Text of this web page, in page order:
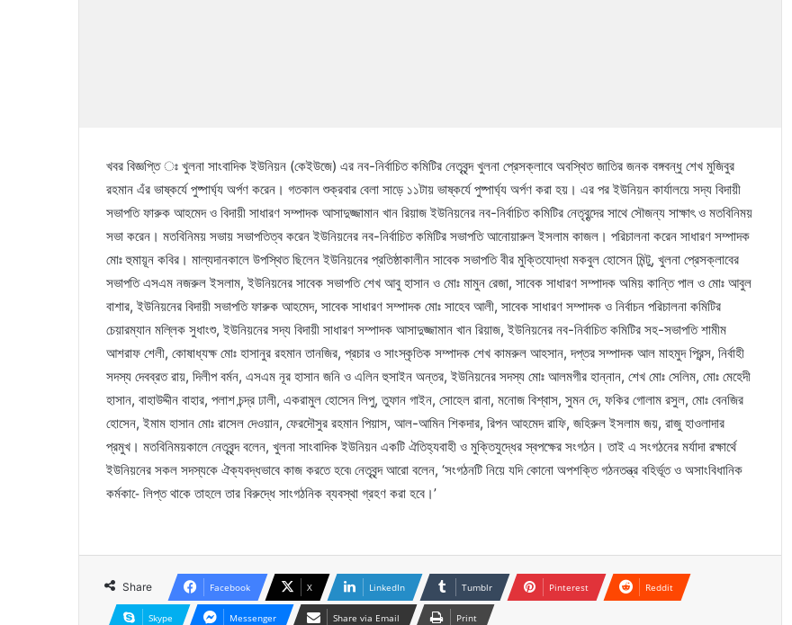
খবর বিজ্ঞপ্তি ঃ খুলনা সাংবাদিক ইউনিয়ন (কেইউজে) এর নব-নির্বাচিত কমিটির নেতৃবৃন্দ খুলনা প্রেসক্লাবে অবস্থিত জাতির জনক বঙ্গবন্ধু শেখ মুজিবুর
রহমান এঁর ভাষ্কর্যে পুষ্পার্ঘ্য অর্পণ করেন। গতকাল শুক্রবার বেলা সাড়ে ১১টায় ভাষ্কর্যে পুষ্পার্ঘ্য অর্পণ করা হয়। এর পর ইউনিয়ন কার্যালয়ে সদ্য বিদায়ী
সভাপতি ফারুক আহমেদ ও বিদায়ী সাধারণ সম্পাদক আসাদুজ্জামান খান রিয়াজ ইউনিয়নের নব-নির্বাচিত কমিটির নেতৃবৃন্দের সাথে সৌজন্য সাক্ষাৎ ও মতবিনিময়
সভা করেন। মতবিনিময় সভায় সভাপতিত্ব করেন ইউনিয়নের নব-নির্বাচিত কমিটির সভাপতি আনোয়ারুল ইসলাম কাজল। পরিচালনা করেন সাধারণ সম্পাদক
মোঃ হুমায়ূন কবির। মাল্যদানকালে উপস্থিত ছিলেন ইউনিয়নের প্রতিষ্ঠাকালীন সাবেক সভাপতি বীর মুক্তিযোদ্ধা মকবুল হোসেন মিন্টু, খুলনা প্রেসক্লাবের
সভাপতি এসএম নজরুল ইসলাম, ইউনিয়নের সাবেক সভাপতি শেখ আবু হাসান ও মোঃ মামুন রেজা, সাবেক সাধারণ সম্পাদক অমিয় কান্তি পাল ও মোঃ আবুল
বাশার, ইউনিয়নের বিদায়ী সভাপতি ফারুক আহমেদ, সাবেক সাধারণ সম্পাদক মোঃ সাহেব আলী, সাবেক সাধারণ সম্পাদক ও নির্বাচন পরিচালনা কমিটির
চেয়ারম্যান মল্লিক সুধাংশু, ইউনিয়নের সদ্য বিদায়ী সাধারণ সম্পাদক আসাদুজ্জামান খান রিয়াজ, ইউনিয়নের নব-নির্বাচিত কমিটির সহ-সভাপতি শামীম
আশরাফ শেলী, কোষাধ্যক্ষ মোঃ হাসানুর রহমান তানজির, প্রচার ও সাংস্কৃতিক সম্পাদক শেখ কামরুল আহসান, দপ্তর সম্পাদক আল মাহমুদ প্রিন্স, নির্বাহী
সদস্য দেবব্রত রায়, দিলীপ বর্মন, এসএম নূর হাসান জনি ও এলিন হুসাইন অন্তর, ইউনিয়নের সদস্য মোঃ আলমগীর হান্নান, শেখ মোঃ সেলিম, মোঃ মেহেদী
হাসান, বাহাউদ্দীন বাহার, পলাশ চন্দ্র ঢালী, একরামুল হোসেন লিপু, তুফান গাইন, সোহেল রানা, মনোজ বিশ্বাস, সুমন দে, ফকির গোলাম রসুল, মোঃ বেনজির
হোসেন, ইমাম হাসান মোঃ রাসেল দেওয়ান, ফেরদৌসুর রহমান পিয়াস, আল-আমিন শিকদার, রিপন আহমেদ রাফি, জহিরুল ইসলাম জয়, রাজু হাওলাদার
প্রমুখ। মতবিনিময়কালে নেতৃবৃন্দ বলেন, খুলনা সাংবাদিক ইউনিয়ন একটি ঐতিহ্যবাহী ও মুক্তিযুদ্ধের স্বপক্ষের সংগঠন। তাই এ সংগঠনের মর্যাদা রক্ষার্থে
ইউনিয়নের সকল সদস্যকে ঐক্যবদ্ধভাবে কাজ করতে হবে৷ নেতৃবৃন্দ আরো বলেন, ‘সংগঠনটি নিয়ে যদি কোনো অপশক্তি গঠনতন্ত্র বহির্ভূত ও অসাংবিধানিক
কর্মকা-ে লিপ্ত থাকে তাহলে তার বিরুদ্ধে সাংগঠনিক ব্যবস্থা গ্রহণ করা হবে।’
Share Facebook X LinkedIn Tumblr Pinterest Reddit
Skype Messenger Share via Email Print